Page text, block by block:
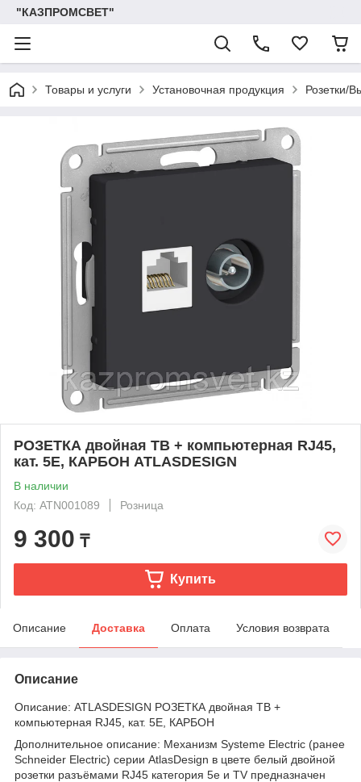
"КАЗПРОМСВЕТ"
Товары и услуги Установочная продукция Розетки/
РОЗЕТКА двойная ТВ + компьютерная RJ45,
кат. 5Е, КАРБОН ATLASDESIGN
В наличии
Код: ATN001089
Розница
9 300 ₸
Купить
Описание Доставка Оплата Условия возврата
Описание
Описание: ATLASDESIGN РОЗЕТКА двойная ТВ +
компьютерная RJ45, кат. 5Е, КАРБОН
Дополнительное описание: Механизм Systeme Electric (ранее
Schneider Electric) серии AtlasDesign в цвете белый двойной
розетки разъёмами RJ45 категория 5е и TV предназначен